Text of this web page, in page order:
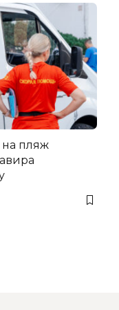
на пляж